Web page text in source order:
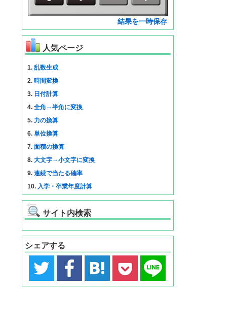
結果を一時保存
人気ページ
1. 乱数生成
2. 時間変換
3. 日付計算
4. 全角⇔半角に変換
5. 力の換算
6. 単位換算
7. 面積の換算
8. 大文字⇔小文字に変換
9. 連続で当たる確率
10. 入学・卒業年度計算
サイト内検索
シェアする